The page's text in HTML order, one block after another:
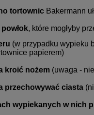
tortownic Bakermann
, które mogłyby
(w przypadku wypieku
papierem)
kroić nożem (uwaga -
przechowywać ciasta
wypiekanych w nich